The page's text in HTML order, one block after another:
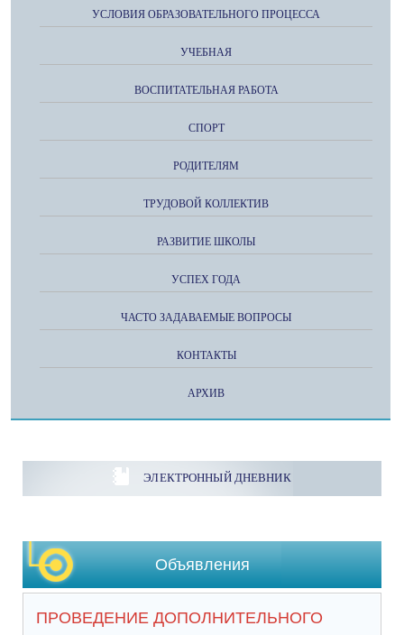
УСЛОВИЯ ОБРАЗОВАТЕЛЬНОГО ПРОЦЕССА
УЧЕБНАЯ
ВОСПИТАТЕЛЬНАЯ РАБОТА
СПОРТ
РОДИТЕЛЯМ
ТРУДОВОЙ КОЛЛЕКТИВ
РАЗВИТИЕ ШКОЛЫ
УСПЕХ ГОДА
ЧАСТО ЗАДАВАЕМЫЕ ВОПРОСЫ
КОНТАКТЫ
АРХИВ
ЭЛЕКТРОННЫЙ ДНЕВНИК
Объявления
ПРОВЕДЕНИЕ ДОПОЛНИТЕЛЬНОГО